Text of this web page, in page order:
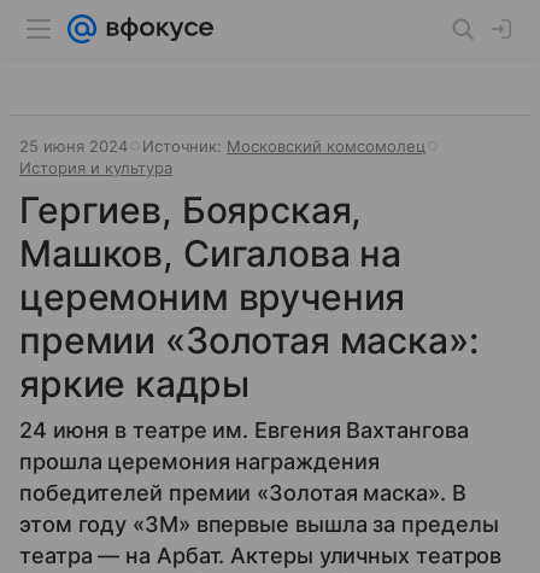
25 июня 2024 Источник: Московский комсомолец
История и культура
Гергиев, Боярская,
Машков, Сигалова на
церемоним вручения
премии «Золотая маска»:
яркие кадры
24 июня в театре им. Евгения Вахтангова
прошла церемония награждения
победителей премии «Золотая маска». В
этом году «ЗМ» впервые вышла за пределы
театра — на Арбат. Актеры уличных театров